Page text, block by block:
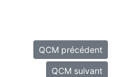
QCM précédent
QCM suivant